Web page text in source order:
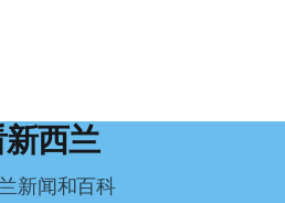
最终成绩是45分，而申请要求是58
模，已经逼近
全掌握，资产处置是否合理仍待核
西兰
新闻和百科